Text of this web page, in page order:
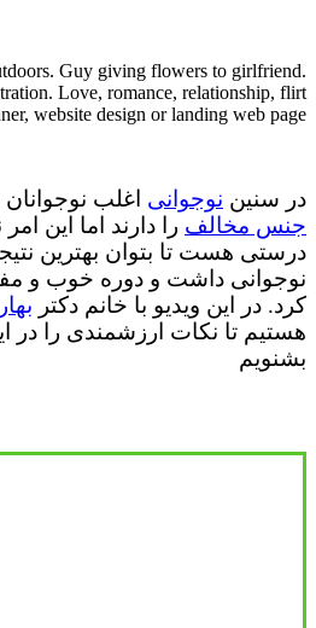
Guy giving flowers to girlfriend.
Love, romance, relationship, flirt
website design or landing web page
در سنین نوجوانی اغلب
جنس مخالف را دارند اما این
درستی هست تا بتوان بهترین
نوجوانی داشت و دوره خوب و
کرد. در این ویدیو با خانم دکتر
هستیم تا نکات ارزشمندی را در
بشنویم